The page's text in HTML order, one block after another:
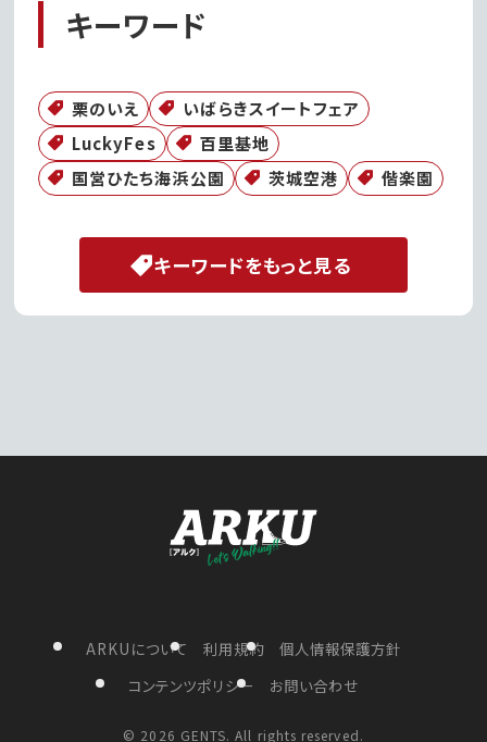
キーワード
栗のいえ
いばらきスイートフェア
LuckyFes
百里基地
国営ひたち海浜公園
茨城空港 偕楽園
キーワードをもっと見る
ARKUについて 利用規約
個人情報保護方針
コンテンツポリシー
お問い合わせ
© 2026 GENTS. All rights reserved.